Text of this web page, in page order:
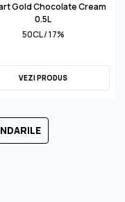
Gold Chocolate Cream
0.5L
50CL / 17%
VEZI PRODUS